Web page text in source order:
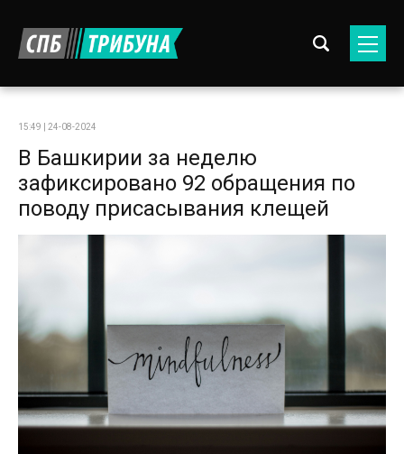
15:49 | 24-08-2024
В Башкирии за неделю
зафиксировано 92 обращения по
поводу присасывания клещей